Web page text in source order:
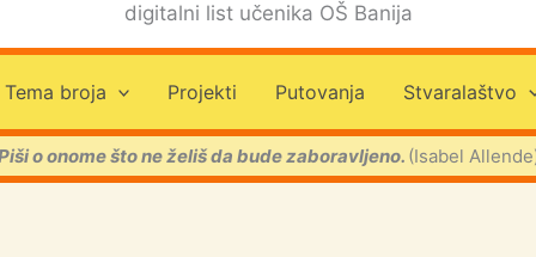
digitalni list učenika OŠ Banija
Tema broja Projekti Putovanja Stvaralaštvo
o onome što ne želiš da bude zaboravljeno. (Isabel